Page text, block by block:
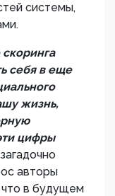
системы,
себя в еще
жизнь,
цифры
загадочно
авторы
что в будущем